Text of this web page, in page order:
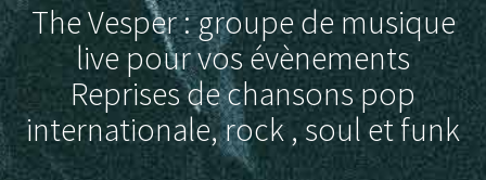
The Vesper : groupe de musique
live pour vos évènements
Reprises de chansons pop
internationale, rock , soul et funk